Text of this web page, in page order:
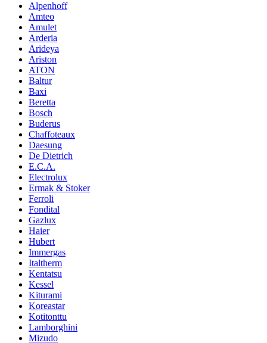
Alpenhoff
Amteo
Amulet
Arderia
Arideya
Ariston
ATON
Baltur
Baxi
Beretta
Bosch
Buderus
Chaffoteaux
Daesung
De Dietrich
E.C.A.
Electrolux
Ermak & Stoker
Ferroli
Fondital
Gazlux
Haier
Hubert
Immergas
Italtherm
Kentatsu
Kessel
Kiturami
Koreastar
Kotitonttu
Lamborghini
Mizudo